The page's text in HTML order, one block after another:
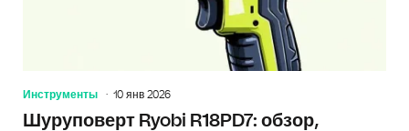
Инструменты 10 янв 2026
Шуруповерт Ryobi R18PD7: обзор,